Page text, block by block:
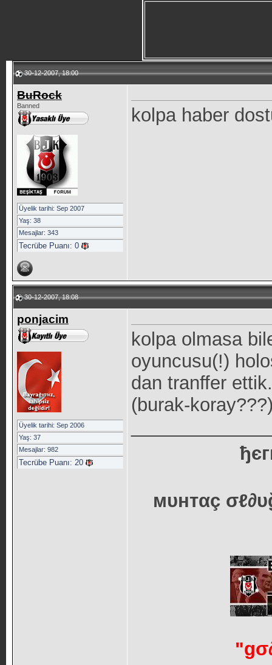
30-12-2007, 18:00
BuRock
Banned
Üyelik tarihi: Sep 2007
Yaş: 38
Mesajlar: 343
Tecrübe Puanı: 0
kolpa haber
30-12-2007, 18:08
ponjacim
Üyelik tarihi: Sep 2006
Yaş: 37
Mesajlar: 982
Tecrübe Puanı: 20
kolpa olmasa
oyuncusu(!)
dan tranffer
(burak-
мυнтαç